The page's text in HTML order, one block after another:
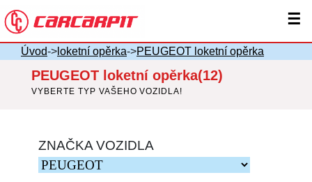
☰
Úvod-> loketní opěrka->PEUGEOT loketní opěrka
PEUGEOT loketní opěrka(12)
VYBERTE TYP VAŠEHO VOZIDLA!
ZNAČKA VOZIDLA